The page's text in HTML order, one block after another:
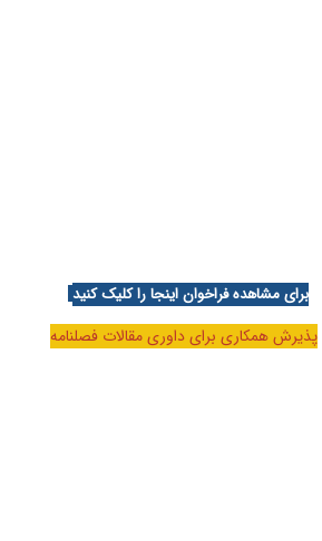
برای مشاهده فراخوان اینجا را کلیک کنید
پذیرش همکاری برای داوری مقالات فصلنامه